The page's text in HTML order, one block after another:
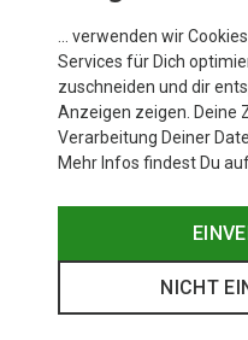
Fjällräven
High Coast 36 Duffel
149,95 €
… verwenden wir
Services für Dich
zuschneiden und dir
Anzeigen zeigen. Deine
Verarbeitung Deiner
Mehr Infos findest Du
NICHT